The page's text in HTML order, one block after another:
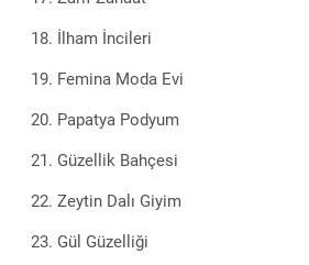
İlham İncileri
Femina Moda Evi
Papatya Podyum
Güzellik Bahçesi
Zeytin Dalı Giyim
Gül Güzelliği